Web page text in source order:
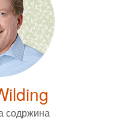
содржина